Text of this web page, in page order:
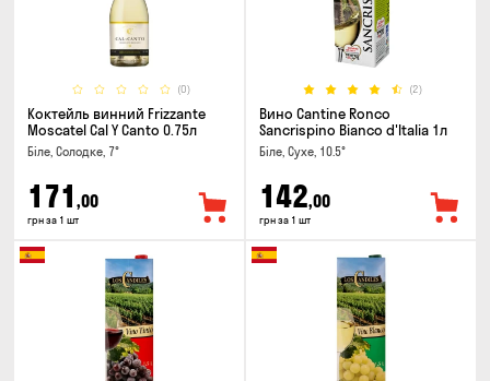
(0)
Коктейль винний Frizzante
Moscatel Cal Y Canto 0.75л
Біле, Солодке, 7°
171 ,00
грн за 1 шт
(2)
Вино Cantine Ronco
Sancrispino Bianco d'Italia 1л
Біле, Сухе, 10.5°
142,00
грн за 1 шт